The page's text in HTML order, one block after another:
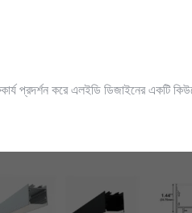
প্রদর্শন করে এলইডি ডিজাইনের একটি